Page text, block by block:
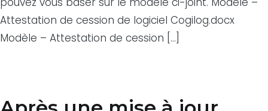
Attestation de cession de logiciel Cogilog.docx
Modèle – Attestation de cession […]